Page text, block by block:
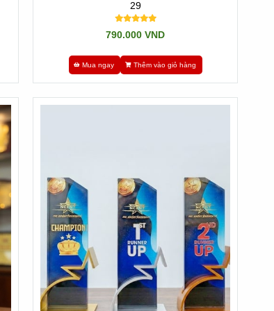
nằm ở sự biểu hiện lòng biết ơn và kính trọng
quyết tâm nhưng cá nhân hay tập thể đã đạt
tạo động lực cho người nhận tiếp tục góp
tinh tế của người tặng, góp phần tạo mối quan
29
790.000 VND
Mua ngay Thêm vào giỏ hàng